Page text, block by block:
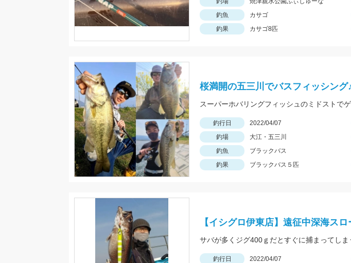
釣魚
カサゴ
釣果
カサゴ8匹
桜満開の五三川でバスフィッシング
釣行日 2022/04/07
釣場
大江・五三川
釣魚
ブラックバス
釣果
ブラックバス５匹
【イシグロ伊東店】遠征中深海ス
サバが多くジグ400ｇだとすぐに捕まってし
釣行日 2022/04/07